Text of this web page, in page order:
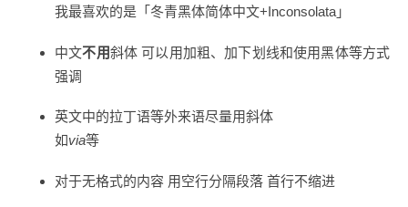
我最喜欢的是「冬青黑体简体中文+Inconsolata」
中文不用斜体 可以用加粗、加下划线和使用黑体等方式
强调
英文中的拉丁语等外来语尽量用斜体
如via等
对于无格式的内容 用空行分隔段落 首行不缩进